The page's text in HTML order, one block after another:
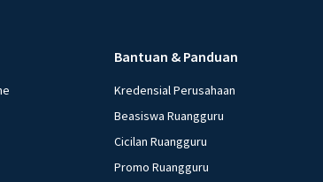
Bantuan & Panduan
Kredensial Perusahaan
Beasiswa Ruangguru
Cicilan Ruangguru
Promo Ruangguru